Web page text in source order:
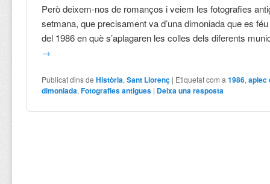
Però deixem-nos de romanços i veiem les fotografies
setmana, que precisament va d’una dimoniada que es
del 1986 en què s’aplagaren les colles dels diferents
→
Publicat dins de Història,Sant Llorenç | Etiquetat com a 1986,aplec
dimoniada,Fotografies antigues | Deixa una resposta